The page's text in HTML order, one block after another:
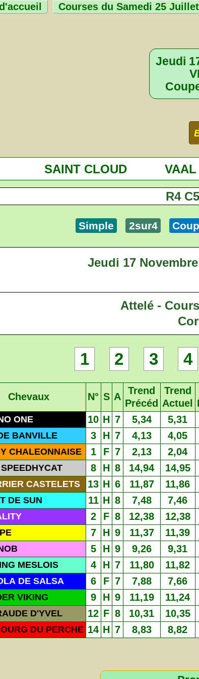
Courses du Samedi 25
Jeudi
SAINT CLOUD VAAL
R4
Simple 2sur4
Jeudi 17
Attelé -
1 2 3 4
Chevaux N° S A
Trend
Précéd
Trend
Actuel
ONE 10 H 7 5,34 5,31
BANVILLE 3 H 7 4,13 4,05
CHALEONNAISE 1 F 7 2,13 2,04
8 H 8 14,94 14,95
CASTELETS 13 H 6 11,87 11,86
DE SUN 11 H 8 7,48 7,46
2 F 8 12,38 12,38
7 H 9 11,37 11,39
5 H 9 9,26 9,31
MESLOIS 4 H 7 11,80 11,82
DE SALSA 6 F 7 7,88 7,66
VIKING 9 H 9 11,19 11,24
D'YVEL 12 F 8 10,31 10,35
DU PERCHE 14 H 7 8,83 8,82